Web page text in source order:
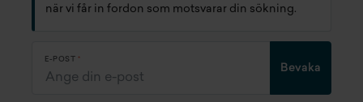
när vi får in fordon som motsvarar din sökning.
E-POST
Bevaka